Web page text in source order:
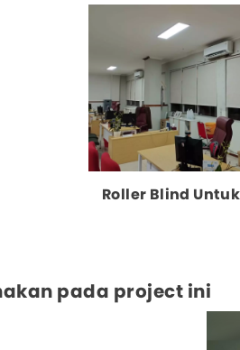
Roller Blind
pada project ini